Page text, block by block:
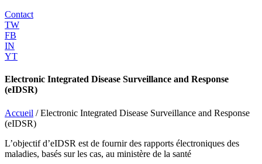
Contact
TW
FB
IN
YT
Electronic Integrated Disease Surveillance and Response
(eIDSR)
Accueil /Electronic Integrated Disease Surveillance and Response
(eIDSR)
L’objectif d’eIDSR est de fournir des rapports électroniques des
maladies, basés sur les cas, au ministère de la santé